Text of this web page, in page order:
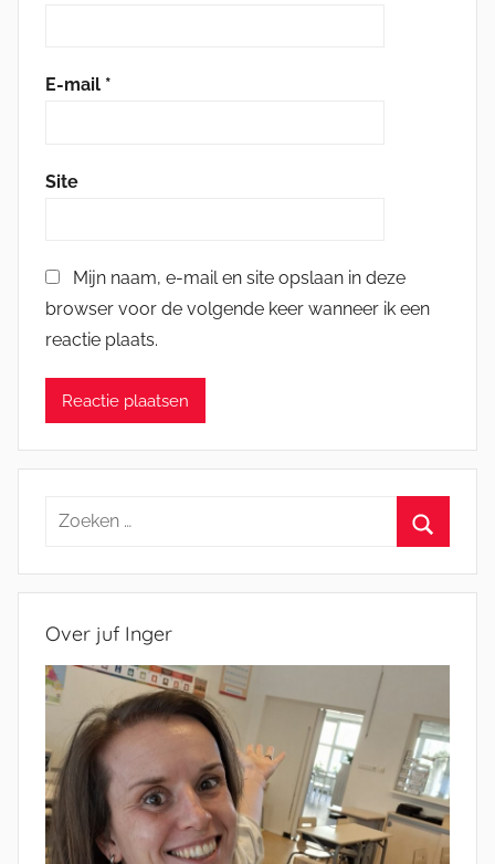
E-mail *
Site
Mijn naam, e-mail en site opslaan in deze
browser voor de volgende keer wanneer ik een
reactie plaats.
Zoeken
Over juf Inger